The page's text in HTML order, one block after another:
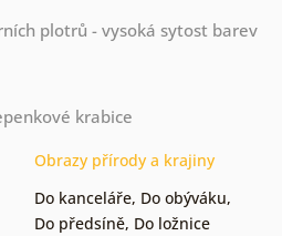
plotrů - vysoká sytost barev
krabice
Obrazy přírody a krajiny
Do kanceláře, Do obýváku,
Do předsíně, Do ložnice